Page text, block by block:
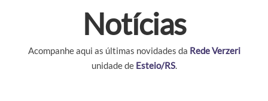
Missão, Visão e Valores
Brechó Solidário
NOSSOS PARCEIROSNotícias
Acompanhe aqui as últimas novidades da Rede Verzeri
unidade de Esteio/RS.